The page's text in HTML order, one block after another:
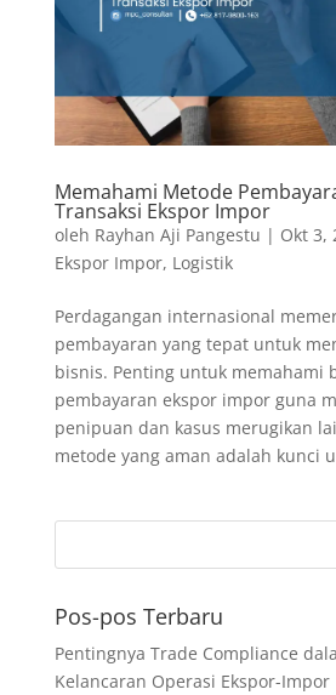
Memahami Metode
Transaksi Ekspor Impor
oleh Rayhan Aji Pangestu | Okt 3,
Ekspor Impor, Logistik
Perdagangan internasional
pembayaran yang tepat untuk
bisnis. Penting untuk memahami
pembayaran ekspor impor guna
penipuan dan kasus merugikan
metode yang aman adalah kunci
Pos-pos Terbaru
Pentingnya Trade Compliance
Kelancaran Operasi Ekspor-Impor